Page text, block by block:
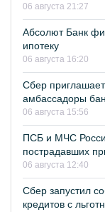
06 августа 21:27
Абсолют Банк
ипотеку
06 августа 16:20
Сбер приглашает
амбассадоры
06 августа 15:56
ПСБ и МЧС
пострадавших
06 августа 12:40
Сбер запустил
кредитов с